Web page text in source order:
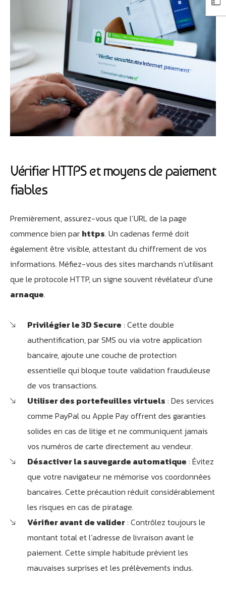
Vérifier HTTPS et moyens de paiement
fiables
Premièrement, assurez-vous que l’URL de la page
commence bien par https. Un cadenas fermé doit
également être visible, attestant du chiffrement de vos
informations. Méfiez-vous des sites marchands n’utilisant
que le protocole HTTP, un signe souvent révélateur d’une
arnaque.
Privilégier le 3D Secure : Cette double
authentification, par SMS ou via votre application
bancaire, ajoute une couche de protection
essentielle qui bloque toute validation frauduleuse
de vos transactions.
Utiliser des portefeuilles virtuels : Des services
comme PayPal ou Apple Pay offrent des garanties
solides en cas de litige et ne communiquent jamais
vos numéros de carte directement au vendeur.
Désactiver la sauvegarde automatique : Évitez
que votre navigateur ne mémorise vos coordonnées
bancaires. Cette précaution réduit considérablement
les risques en cas de piratage.
Vérifier avant de valider: Contrôlez toujours le
montant total et l’adresse de livraison avant le
paiement. Cette simple habitude prévient les
mauvaises surprises et les prélèvements indus.